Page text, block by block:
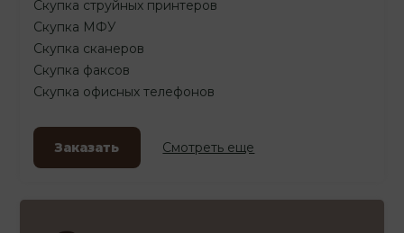
Скупка струйных принтеров
Скупка МФУ
Скупка сканеров
Скупка факсов
Скупка офисных телефонов
Заказать Смотреть еще